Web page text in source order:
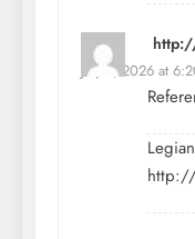
July 9, 2026 at
http://